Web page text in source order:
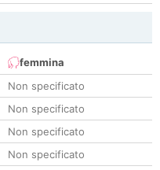
femmina
Non specificato
Non specificato
Non specificato
Non specificato